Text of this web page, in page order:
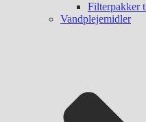
Filterpakker
Vandplejemidler